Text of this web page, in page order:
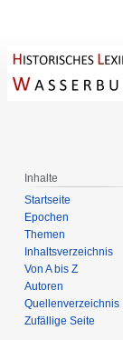
Inhalte
Startseite
Epochen
Themen
Inhaltsverzeichnis
Von A bis Z
Autoren
Quellenverzeichnis
Zufällige Seite